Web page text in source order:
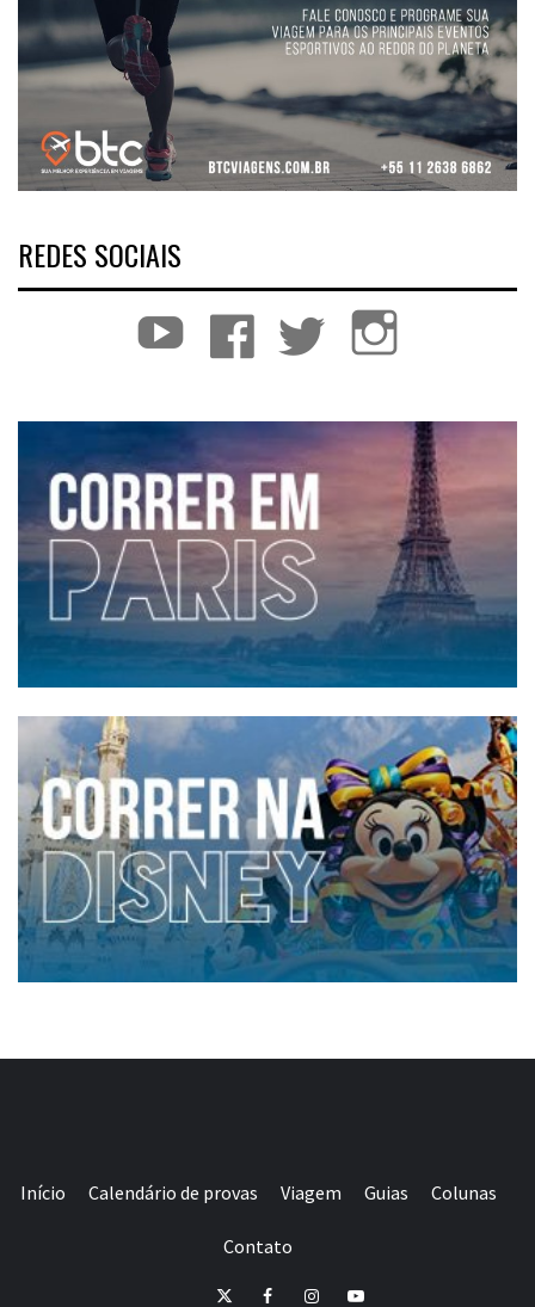
REDES SOCIAIS
YouTube Facebook Twitter
Início Calendário de provas Viagem Guias Colunas
Contato
TwitterFacebookInstagramYoutube